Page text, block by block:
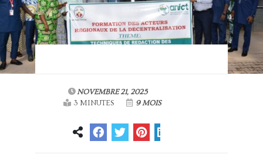
NOVEMBRE 21, 2025
3 MINUTES
9 MOIS